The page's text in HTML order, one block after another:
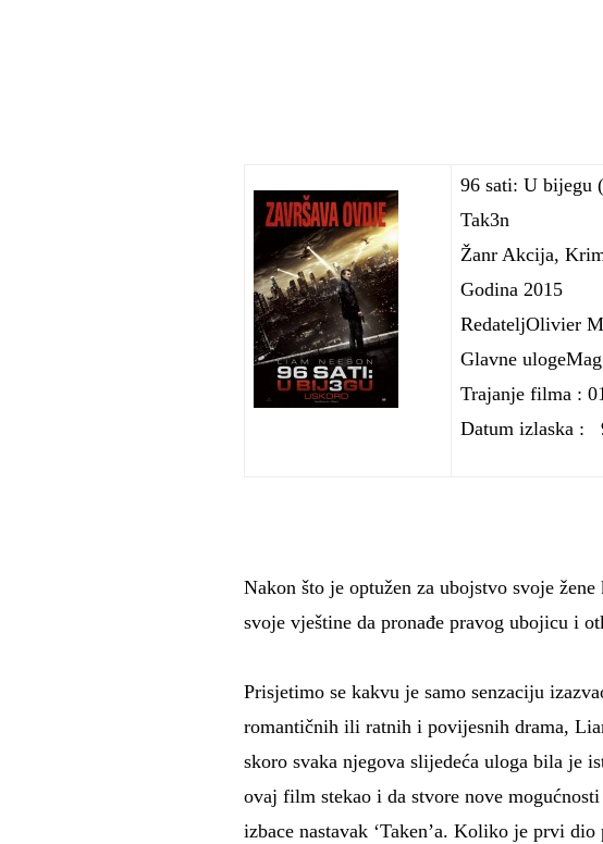
96 sati: U bijegu
Tak3n
Žanr Akcija,
Godina 2015
RedateljOlivier
Glavne
Trajanje filma :
Datum izlaska :
Nakon što je optužen za ubojstvo svoje
svoje vještine da pronađe pravog ubojicu i
Prisjetimo se kakvu je samo senzaciju
romantičnih ili ratnih i povijesnih drama,
skoro svaka njegova slijedeća uloga bila je
ovaj film stekao i da stvore nove
izbace nastavak ‘Taken’a. Koliko je prvi